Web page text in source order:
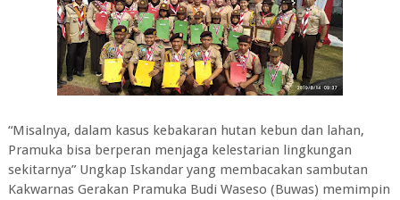
“Misalnya, dalam kasus kebakaran hutan kebun dan lahan,
Pramuka bisa berperan menjaga kelestarian lingkungan
sekitarnya” Ungkap Iskandar yang membacakan sambutan
Kakwarnas Gerakan Pramuka Budi Waseso (Buwas) memimpin